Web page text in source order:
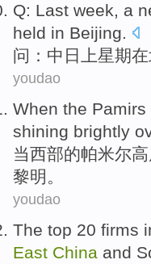
Q: Last week, a
held in Beijing.
问 ：中日 上星期在
youdao
When the Pamirs
shining brightly
当西部的帕米尔
黎明。
youdao
The top 20 firms
East China and